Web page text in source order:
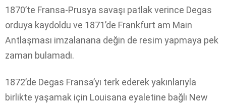
1870’te Fransa-Prusya savaşı patlak verince Degas
orduya kaydoldu ve 1871’de Frankfurt am Main
Antlaşması imzalanana değin de resim yapmaya pek
zaman bulamadı.
1872’de Degas Fransa’yı terk ederek yakınlarıyla
birlikte yaşamak için Louisana eyaletine bağlı New